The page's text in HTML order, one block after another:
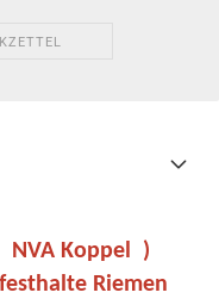
NVA Koppel )
Riemen